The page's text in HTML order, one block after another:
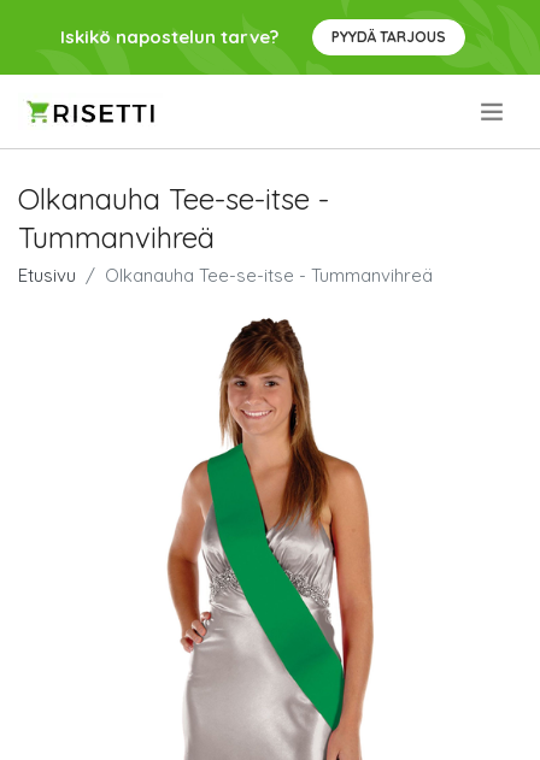
Iskikö napostelun tarve? PYYDÄ TARJOUS
Olkanauha Tee-se-itse -
Tummanvihreä
Etusivu Olkanauha Tee-se-itse - Tummanvihreä